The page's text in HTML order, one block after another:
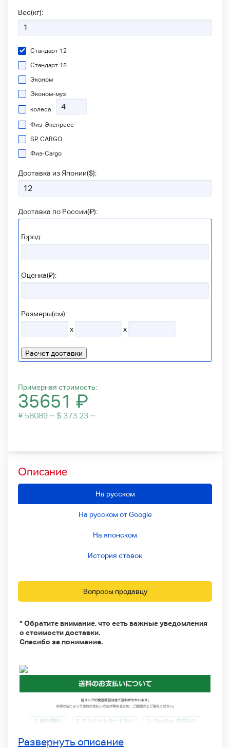
Вес(кг):
Стандарт 12
Стандарт 15
Эконом
Эконом-муз
колеса
Физ-Экспресс
SP CARGO
Физ-Сargo
Доставка из Японии($):
Доставка по России(₽):
Город:
Оценка(₽):
Размеры(см):
x
x
Расчет доставки
Примерная стоимость:
35651 ₽
¥ 58089 ~ $ 373.23 ~
Описание
На русском
На русском от Google
На японском
История ставок
Вопросы продавцу
* Обратите внимание, что есть важные уведомления
о стоимости доставки.
Спасибо за понимание.
Развернуть описание